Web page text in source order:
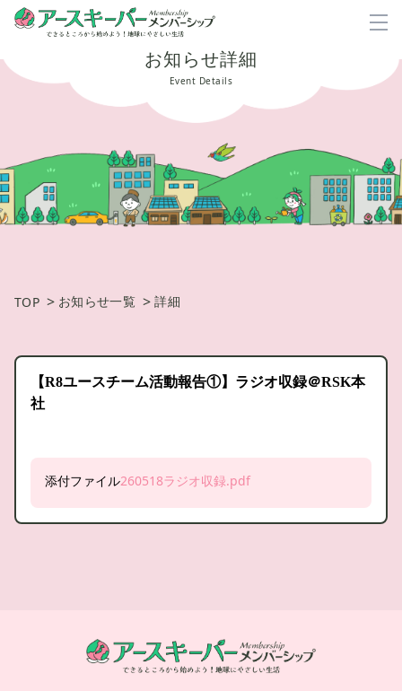
お知らせ詳細
Event Details
TOP > お知らせ一覧 > 詳細
【R8ユースチーム活動報告①】ラジオ収録＠RSK本
社
添付ファイル260518ラジオ収録.pdf